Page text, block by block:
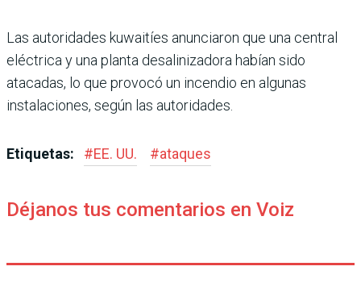
Las autoridades kuwaitíes anunciaron que una central
eléctrica y una planta desalinizadora habían sido
atacadas, lo que provocó un incendio en algunas
instalaciones, según las autoridades.
Etiquetas: #EE. UU. #ataques
Déjanos tus comentarios en Voiz